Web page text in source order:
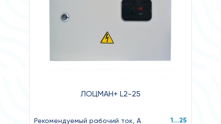
ЛОЦМАН+ L2-25
Рекомендуемый рабочий ток, А 1…25